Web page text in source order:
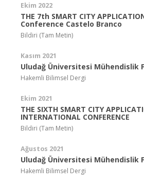
Ekim 2022
THE 7th SMART CITY
Conference Castelo Branco
Bildiri (Tam Metin)
Kasım 2021
Uludağ Üniversitesi Mühendislik
Hakemli Bilimsel Dergi
Ekim 2021
THE SIXTH SMART CITY
INTERNATIONAL CONFERENCE
Bildiri (Tam Metin)
Ağustos 2021
Uludağ Üniversitesi Mühendislik
Hakemli Bilimsel Dergi